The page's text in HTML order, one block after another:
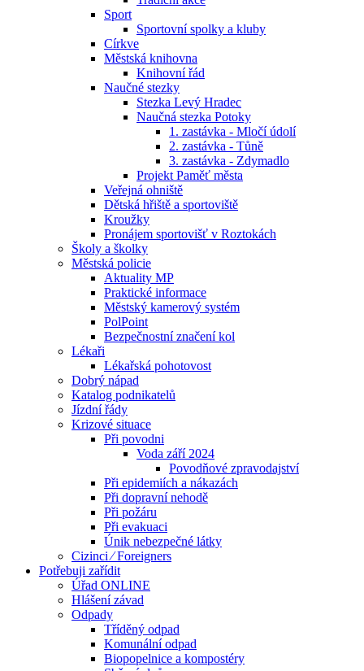
Sport
Sportovní spolky a kluby
Církve
Městská knihovna
Knihovní řád
Naučné stezky
Stezka Levý Hradec
Naučná stezka Potoky
1. zastávka - Mločí údolí
2. zastávka - Tůně
3. zastávka - Zdymadlo
Projekt Paměť města
Veřejná ohniště
Dětská hřiště a sportoviště
Kroužky
Pronájem sportovišť v Roztokách
Školy a školky
Městská policie
Aktuality MP
Praktické informace
Městský kamerový systém
PolPoint
Bezpečnostní značení kol
Lékaři
Lékařská pohotovost
Dobrý nápad
Katalog podnikatelů
Jízdní řády
Krizové situace
Při povodni
Voda září 2024
Povodňové zpravodajství
Při epidemiích a nákazách
Při dopravní nehodě
Při požáru
Při evakuaci
Únik nebezpečné látky
Cizinci ⁄ Foreigners
Potřebuji zařídit
Úřad ONLINE
Hlášení závad
Odpady
Tříděný odpad
Komunální odpad
Biopopelnice a kompostéry